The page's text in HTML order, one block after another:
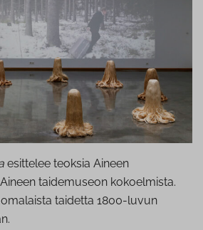
esittelee teoksia Aineen
taidemuseon kokoelmista.
taidetta 1800-luvun